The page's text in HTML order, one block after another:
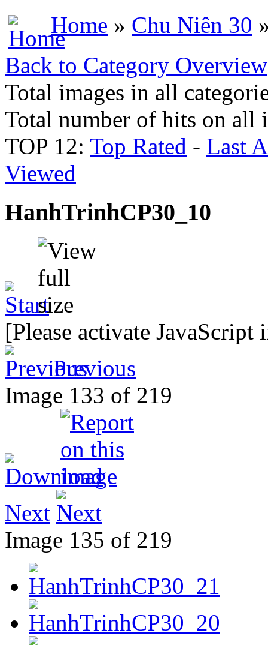
Home » Chu Niên 30
Back to Category Overview
Total images in all
Total number of hits on all
TOP 12: Top Rated - Last
Viewed
HanhTrinhCP30_10
[Please activate
Previous
Image 133 of 219
Next
Image 135 of 219